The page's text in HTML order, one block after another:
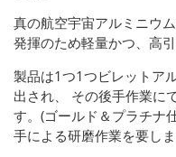
真の航空宇宙アルミニウ
発揮のため軽量かつ、高引
製品は1つ1つビレットア
出され、 その後手作業に
す。(ゴールド＆プラチナ
手による研磨作業を要しま